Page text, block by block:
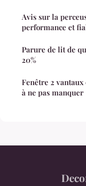
Avis sur la
performance et
Parure de lit de
20%
Fenêtre 2
à ne pas manquer